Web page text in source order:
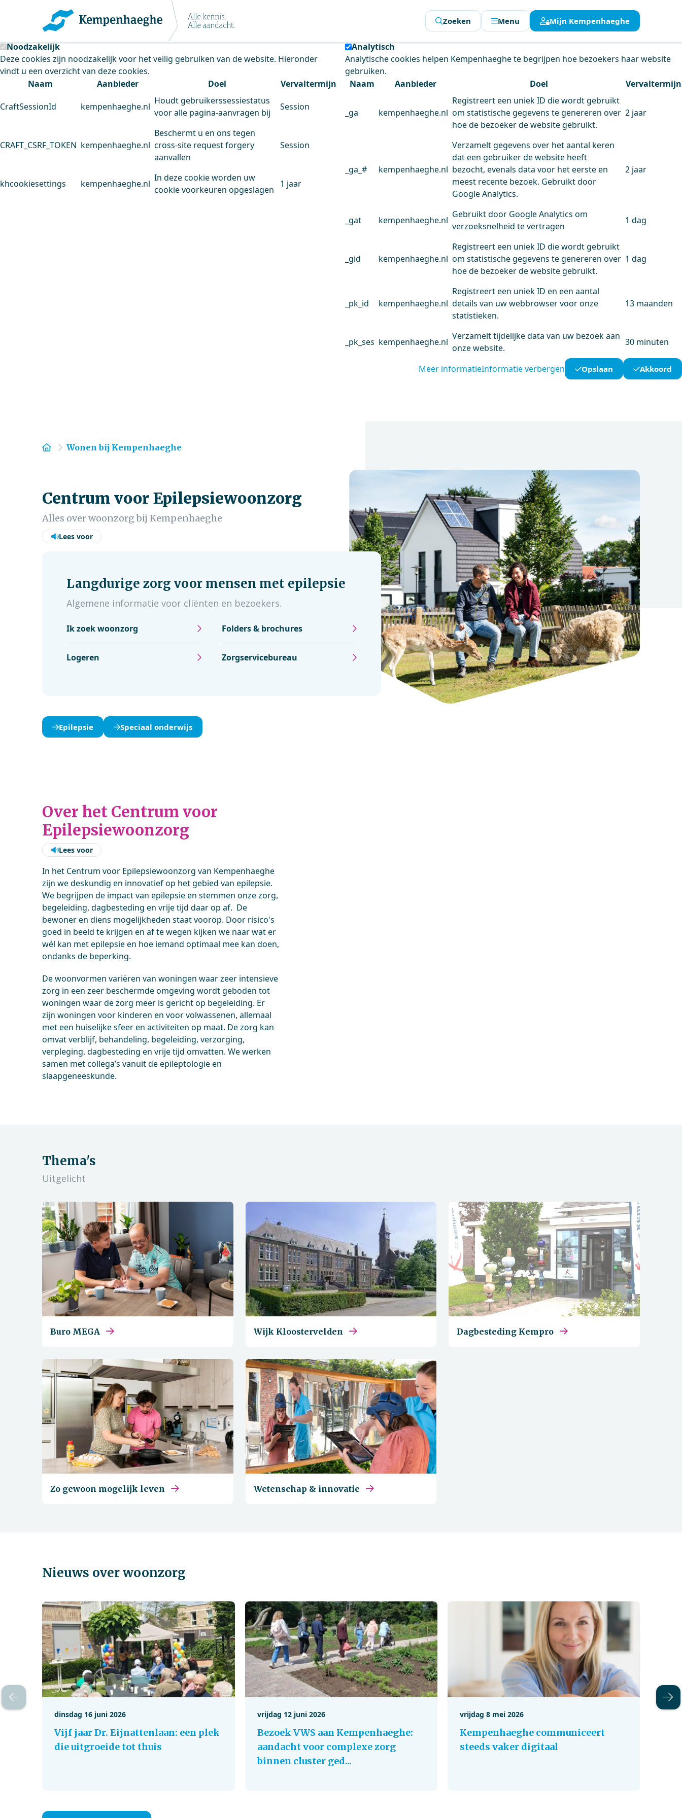
Kempenhaeghe maakt gebruik van cookies
Deze site plaatst cookies. Dit doen we om het gebruik van de website te analyseren en het gebruiksgemak te verbeteren.
Noodzakelijk
Deze cookies zijn noodzakelijk voor het veilig gebruiken van de website. Hieronder
vindt u een overzicht van deze cookies.
Naam
Aanbieder Doel Vervaltermijn
CraftSessionId kempenhaeghe.nl
Houdt gebruikerssessiestatus
voor alle pagina-aanvragen bij
Session
CRAFT_CSRF_TOKEN kempenhaeghe.nl
Beschermt u en ons tegen
cross-site request forgery
aanvallen
Session
khcookiesettings kempenhaeghe.nl
In deze cookie worden uw
cookie voorkeuren opgeslagen
1 jaar
Analytisch
Analytische cookies helpen Kempenhaeghe te begrijpen hoe bezoekers haar website
gebruiken.
Naam
Aanbieder Doel Vervaltermijn
_ga kempenhaeghe.nl
Registreert een uniek ID die wordt gebruikt
om statistische gegevens te genereren over
hoe de bezoeker de website gebruikt.
2 jaar
_ga_# kempenhaeghe.nl
Verzamelt gegevens over het aantal keren
dat een gebruiker de website heeft
bezocht, evenals data voor het eerste en
meest recente bezoek. Gebruikt door
Google Analytics.
2 jaar
_gat kempenhaeghe.nl
Gebruikt door Google Analytics om
verzoeksnelheid te vertragen
1 dag
_gid kempenhaeghe.nl
Registreert een uniek ID die wordt gebruikt
om statistische gegevens te genereren over
hoe de bezoeker de website gebruikt.
1 dag
_pk_id kempenhaeghe.nl
Registreert een uniek ID en een aantal
details van uw webbrowser voor onze
statistieken.
13 maanden
_pk_ses kempenhaeghe.nl
Verzamelt tijdelijke data van uw bezoek aan
onze website.
30 minuten
Meer informatieInformatie verbergen Opslaan Akkoord
Zoeken Menu Mijn Kempenhaeghe
Home
Wonen bij Kempenhaeghe
Centrum voor Epilepsiewoonzorg
Alles over woonzorg bij Kempenhaeghe
Lees voor
Langdurige zorg voor mensen met epilepsie
Algemene informatie voor cliënten en bezoekers.
Ik zoek woonzorg
Logeren
Folders & brochures
Zorgservicebureau
Epilepsie Speciaal onderwijs
Over het Centrum voor
Epilepsiewoonzorg
Lees voor
In het Centrum voor Epilepsiewoonzorg van Kempenhaeghe
zijn we deskundig en innovatief op het gebied van epilepsie.
We begrijpen de impact van epilepsie en stemmen onze zorg,
begeleiding, dagbesteding en vrije tijd daar op af. De
bewoner en diens mogelijkheden staat voorop. Door risico's
goed in beeld te krijgen en af te wegen kijken we naar wat er
wél kan met epilepsie en hoe iemand optimaal mee kan doen,
ondanks de beperking.
De woonvormen variëren van woningen waar zeer intensieve
zorg in een zeer beschermde omgeving wordt geboden tot
woningen waar de zorg meer is gericht op begeleiding. Er
zijn woningen voor kinderen en voor volwassenen, allemaal
met een huiselijke sfeer en activiteiten op maat. De zorg kan
omvat verblijf, behandeling, begeleiding, verzorging,
verpleging, dagbesteding en vrije tijd omvatten. We werken
samen met collega’s vanuit de epileptologie en
slaapgeneeskunde.
Thema's
Uitgelicht
Buro MEGA Wijk Kloostervelden Dagbesteding Kempro
Zo gewoon mogelijk leven Wetenschap & innovatie
Nieuws over woonzorg
dinsdag 16 juni 2026
Vijf jaar Dr. Eijnattenlaan: een plek
die uitgroeide tot thuis
vrijdag 12 juni 2026
Bezoek VWS aan Kempenhaeghe:
aandacht voor complexe zorg
binnen cluster ged...
vrijdag 8 mei 2026
Kempenhaeghe communiceert
steeds vaker digitaal